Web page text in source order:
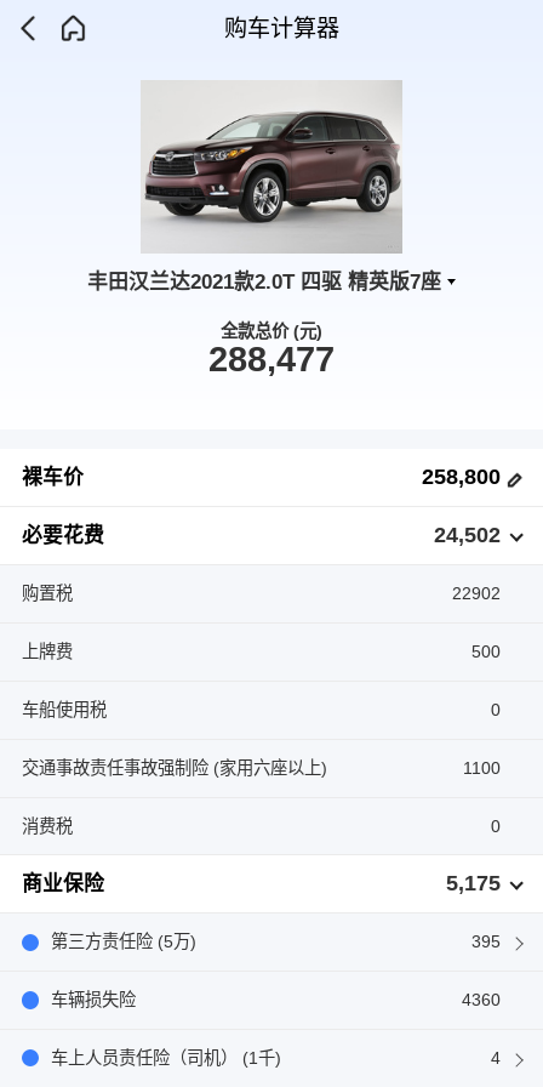
购车计算器
丰田汉兰达2021款2.0T 四驱 精英版7座
全款总价 (元)
288,477
裸车价 258,800
必要花费 24,502
购置税 22902
上牌费 500
车船使用税 0
交通事故责任事故强制险 (家用六座以上) 1100
消费税 0
商业保险 5,175
第三方责任险 (5万) 395
车辆损失险 4360
车上人员责任险（司机） (1千) 4